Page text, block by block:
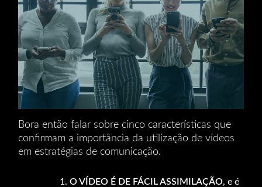
Bora então falar sobre cinco características que
confirmam a importância da utilização de vídeos
em estratégias de comunicação.
O VÍDEO É DE FÁCIL ASSIMILAÇÃO, e é